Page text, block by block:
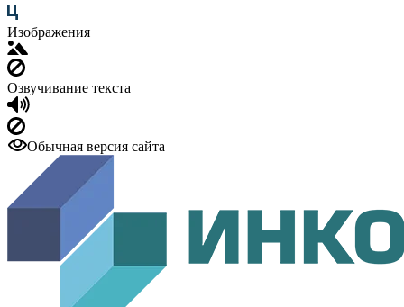
Изображения
Озвучивание текста
Обычная версия сайта